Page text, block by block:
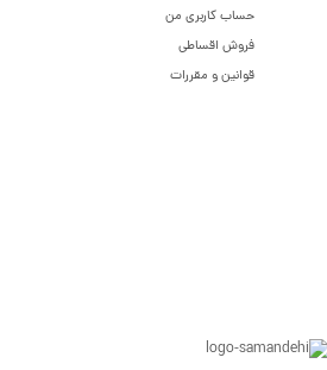
حساب کاربری من
فروش اقساطی
قوانین و مقررات